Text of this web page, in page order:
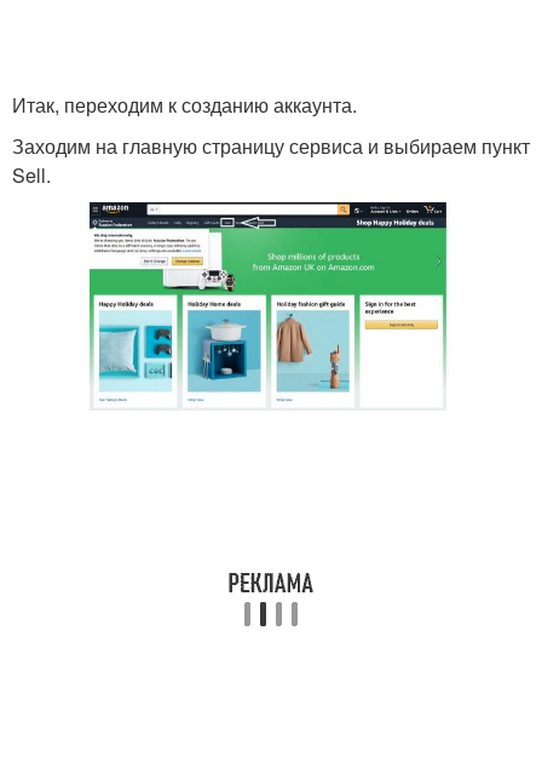
Итак, переходим к созданию аккаунта.
Заходим на главную страницу сервиса и выбираем пункт
Sell.